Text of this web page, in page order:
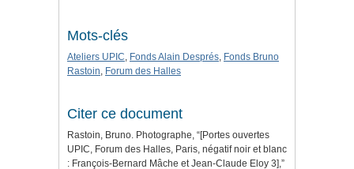
Mots-clés
Ateliers UPIC, Fonds Alain Després, Fonds Bruno
Rastoin, Forum des Halles
Citer ce document
Rastoin, Bruno. Photographe, “[Portes ouvertes
UPIC, Forum des Halles, Paris, négatif noir et blanc
: François-Bernard Mâche et Jean-Claude Eloy 3],”